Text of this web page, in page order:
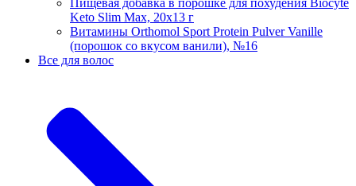
Keto Slim Max, 20х13 г
Витамины Orthomol Sport Protein Pulver Vanille
(порошок со вкусом ванили), №16
Все для волос